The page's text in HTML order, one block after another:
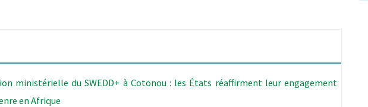
ministérielle du SWEDD+ à Cotonou : les États réaffirment leur engagement
en Afrique